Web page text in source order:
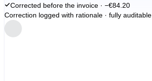
Corrected before the invoice · −€84.20
Correction logged with rationale · fully auditable